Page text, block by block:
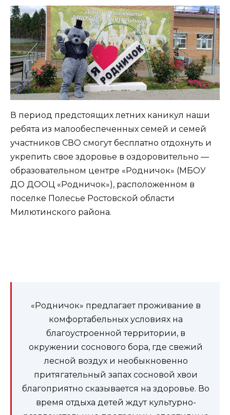
В период предстоящих летних каникул наши
ребята из малообеспеченных семей и семей
участников СВО смогут бесплатно отдохнуть и
укрепить свое здоровье в оздоровительно —
образовательном центре «Родничок» (МБОУ
ДО ДООЦ «Родничок»), расположенном в
поселке Полесье Ростовской области
Милютинского района.
«Родничок» предлагает проживание в
комфортабельных условиях на
благоустроенной территории, в
окружении соснового бора, где свежий
лесной воздух и необыкновенно
притягательный запах сосновой хвои
благоприятно сказывается на здоровье. Во
время отдыха детей ждут культурно-